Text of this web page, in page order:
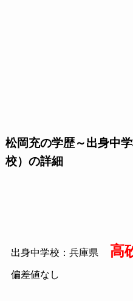
松岡充の学歴～出身中
校）の詳細
出身中学校：兵庫県 高
偏差値なし